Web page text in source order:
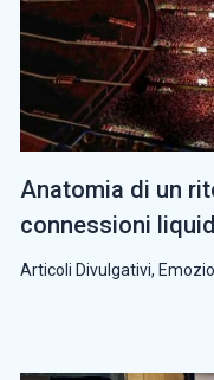
Anatomia di un
connessioni
Articoli Divulgativi,